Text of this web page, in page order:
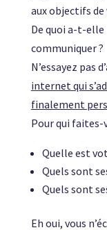
aux objectifs
De quoi a-t-elle
communiquer ?
N’essayez pas
internet qui
finalement
Pour qui faites-
Quelle est
Quels sont
Quels sont
Eh oui, vous